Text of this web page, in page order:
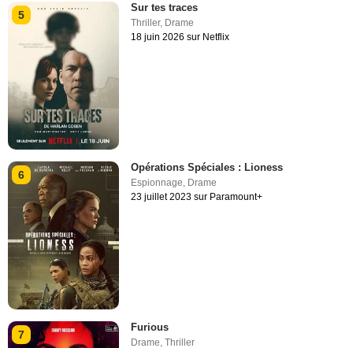
5
Sur tes traces
Thriller, Drame
18 juin 2026 sur Netflix
6
Opérations Spéciales : Lioness
Espionnage, Drame
23 juillet 2023 sur Paramount+
7
Furious
Drame,Thriller